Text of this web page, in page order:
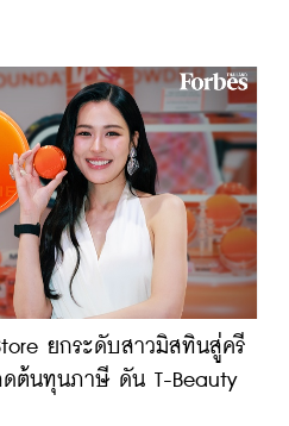
ยกระดับสาวมิสทินสู่ครี
ลดต้นทุนภาษี ดัน T-Beauty